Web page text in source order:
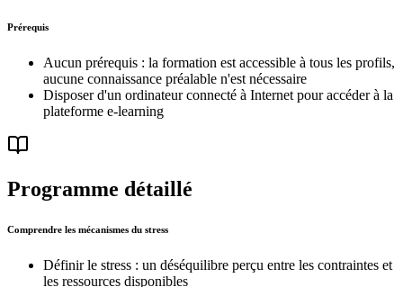
Prérequis
Aucun prérequis : la formation est accessible à tous les profils,
aucune connaissance préalable n'est nécessaire
Disposer d'un ordinateur connecté à Internet pour accéder à la
plateforme e-learning
Programme détaillé
Comprendre les mécanismes du stress
Définir le stress : un déséquilibre perçu entre les contraintes et
les ressources disponibles